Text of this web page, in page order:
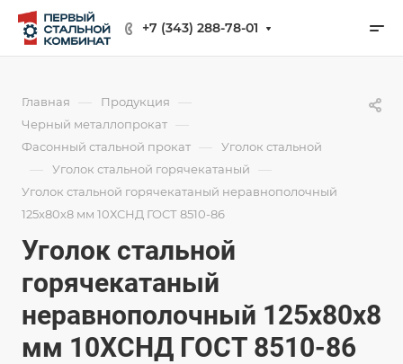
+7 (343) 288-78-01
Главная — Продукция —
Черный металлопрокат —
Фасонный стальной прокат — Уголок стальной
— Уголок стальной горячекатаный —
Уголок стальной горячекатаный неравнополочный
125х80х8 мм 10ХСНД ГОСТ 8510-86
Уголок стальной
горячекатаный
неравнополочный 125х80х8
мм 10ХСНД ГОСТ 8510-86